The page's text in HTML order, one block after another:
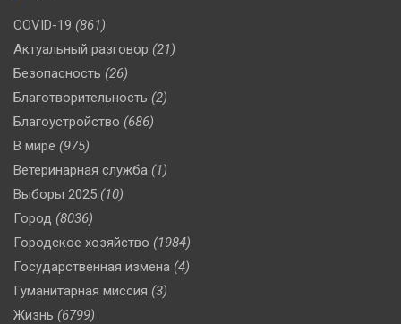
COVID-19 (861)
Актуальный разговор (21)
Безопасность (26)
Благотворительность (2)
Благоустройство (686)
В мире (975)
Ветеринарная служба (1)
Выборы 2025 (10)
Город (8036)
Городское хозяйство (1984)
Государственная измена (4)
Гуманитарная миссия (3)
Жизнь (6799)